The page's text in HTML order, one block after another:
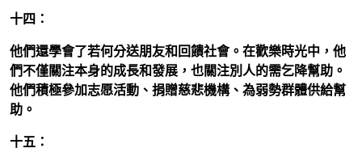
十四：
他們還學會了若何分送朋友和回饋社會。在歡樂時光中，他
們不僅關注本身的成長和發展，也關注別人的需乞降幫助。
他們積極參加志愿活動、捐贈慈悲機構、為弱勢群體供給幫
助。
十五：